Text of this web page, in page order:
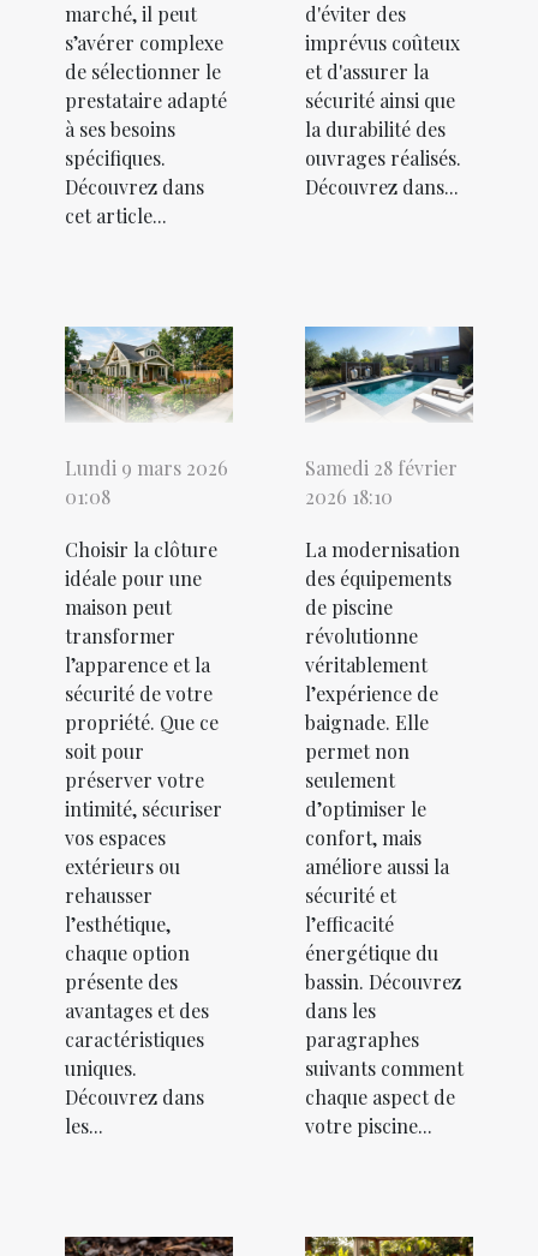
marché, il peut
s’avérer complexe
de sélectionner le
prestataire adapté
à ses besoins
spécifiques.
Découvrez dans
cet article...
d'éviter des
imprévus coûteux
et d'assurer la
sécurité ainsi que
la durabilité des
ouvrages réalisés.
Découvrez dans...
Lundi 9 mars 2026
01:08
Choisir la clôture
idéale pour une
maison peut
transformer
l’apparence et la
sécurité de votre
propriété. Que ce
soit pour
préserver votre
intimité, sécuriser
vos espaces
extérieurs ou
rehausser
l’esthétique,
chaque option
présente des
avantages et des
caractéristiques
uniques.
Découvrez dans
les...
Samedi 28 février
2026 18:10
La modernisation
des équipements
de piscine
révolutionne
véritablement
l’expérience de
baignade. Elle
permet non
seulement
d’optimiser le
confort, mais
améliore aussi la
sécurité et
l’efficacité
énergétique du
bassin. Découvrez
dans les
paragraphes
suivants comment
chaque aspect de
votre piscine...